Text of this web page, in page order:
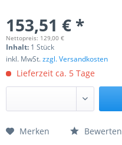
153,51 € *
Nettopreis: 129,00 €
Inhalt: 1 Stück
inkl. MwSt.zzgl. Versandkosten
Lieferzeit ca. 5 Tage
Preis anfragen
Merken Bewerten